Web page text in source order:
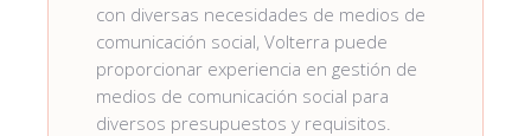
con diversas necesidades de medios de
comunicación social, Volterra puede
proporcionar experiencia en gestión de
medios de comunicación social para
diversos presupuestos y requisitos.